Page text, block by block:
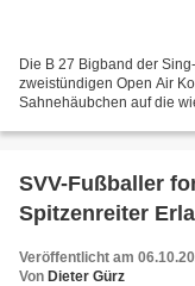
Die B 27 Bigband der
zweistündigen Open Air
Sahnehäubchen auf die
SVV-Fußballer
Spitzenreiter
Veröffentlicht am
Von Dieter Gürz